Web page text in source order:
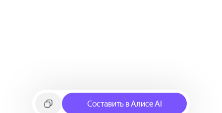
Составить в Алисе AI